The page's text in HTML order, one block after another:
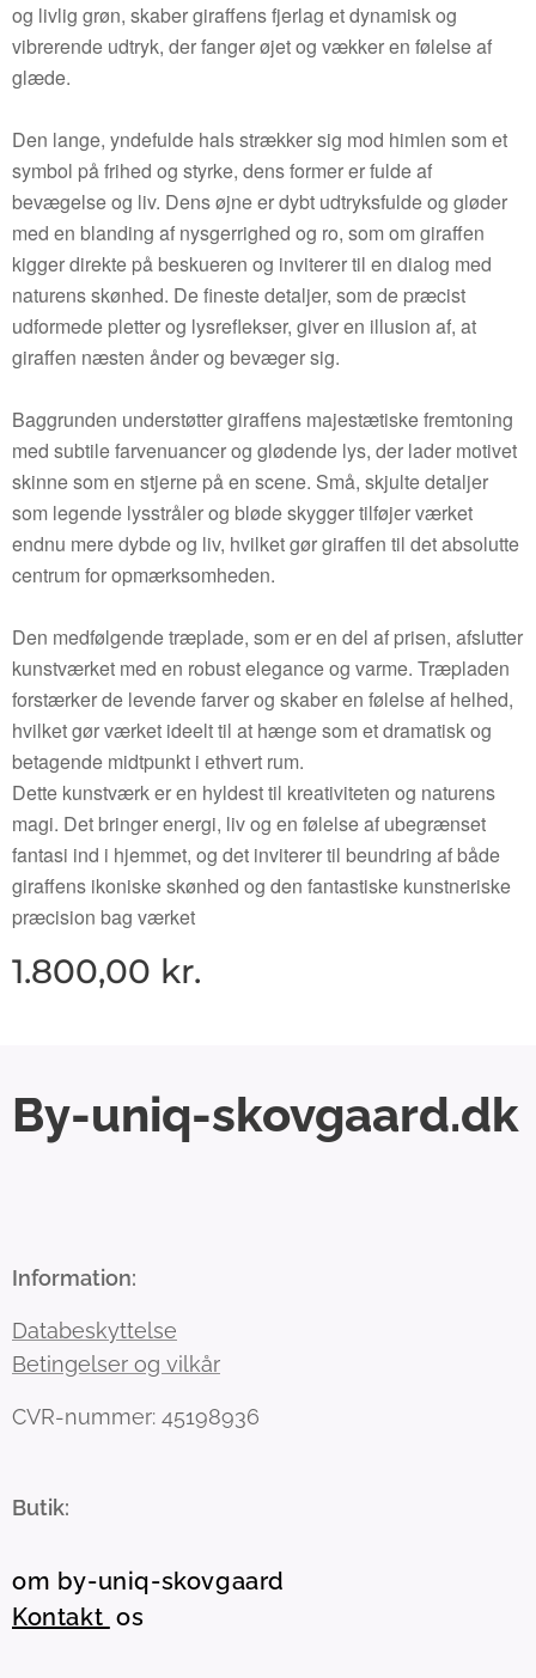
og livlig grøn, skaber giraffens fjerlag et dynamisk og
vibrerende udtryk, der fanger øjet og vækker en følelse af
glæde.
Den lange, yndefulde hals strækker sig mod himlen som et
symbol på frihed og styrke, dens former er fulde af
bevægelse og liv. Dens øjne er dybt udtryksfulde og gløder
med en blanding af nysgerrighed og ro, som om giraffen
kigger direkte på beskueren og inviterer til en dialog med
naturens skønhed. De fineste detaljer, som de præcist
udformede pletter og lysreflekser, giver en illusion af, at
giraffen næsten ånder og bevæger sig.
Baggrunden understøtter giraffens majestætiske fremtoning
med subtile farvenuancer og glødende lys, der lader motivet
skinne som en stjerne på en scene. Små, skjulte detaljer
som legende lysstråler og bløde skygger tilføjer værket
endnu mere dybde og liv, hvilket gør giraffen til det absolutte
centrum for opmærksomheden.
Den medfølgende træplade, som er en del af prisen, afslutter
kunstværket med en robust elegance og varme. Træpladen
forstærker de levende farver og skaber en følelse af helhed,
hvilket gør værket ideelt til at hænge som et dramatisk og
betagende midtpunkt i ethvert rum.
Dette kunstværk er en hyldest til kreativiteten og naturens
magi. Det bringer energi, liv og en følelse af ubegrænset
fantasi ind i hjemmet, og det inviterer til beundring af både
giraffens ikoniske skønhed og den fantastiske kunstneriske
præcision bag værket
1.800,00 kr.
By-uniq-skovgaard.dk
Information:
Databeskyttelse
Betingelser og vilkår
CVR-nummer: 45198936
Butik:
om by-uniq-skovgaard
Kontakt os